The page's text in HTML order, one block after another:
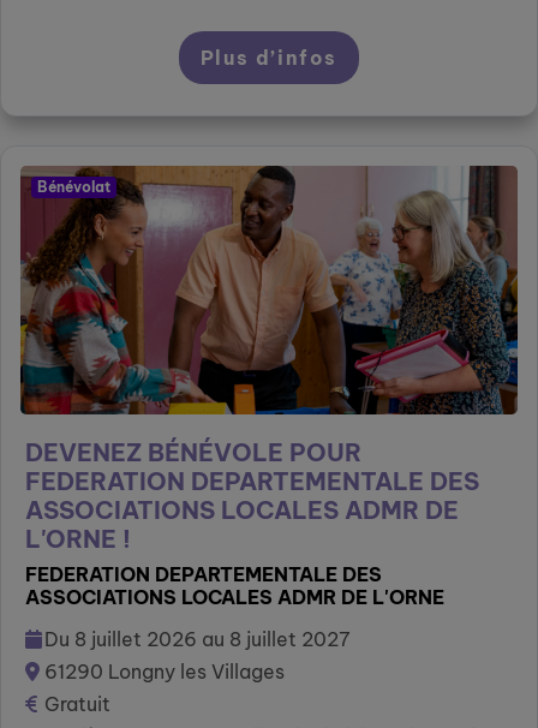
Plus d’infos
Bénévolat
DEVENEZ BÉNÉVOLE POUR
FEDERATION DEPARTEMENTALE DES
ASSOCIATIONS LOCALES ADMR DE
L'ORNE !
FEDERATION DEPARTEMENTALE DES
ASSOCIATIONS LOCALES ADMR DE L'ORNE
Du 8 juillet 2026 au 8 juillet 2027
61290 Longny les Villages
Gratuit